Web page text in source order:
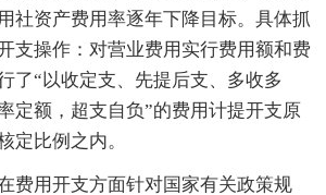
社资产费用率逐年下降目标。具体抓
支操作：对营业费用实行费用额和费
了“以收定支、先提后支、多收多
定额，超支自负”的费用计提开支原
定比例之内。
费用开支方面针对国家有关政策规